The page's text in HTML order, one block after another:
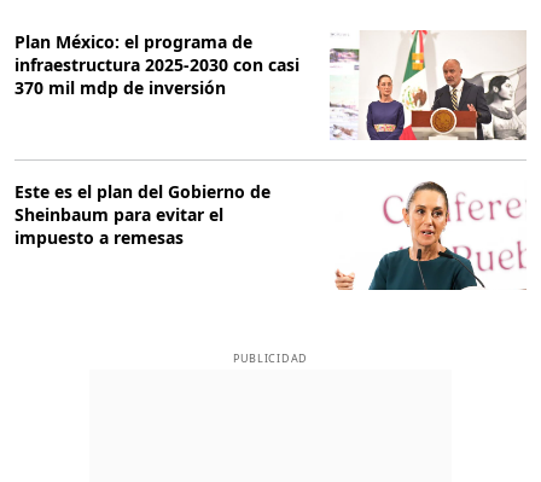
Plan México: el programa de
infraestructura 2025-2030 con casi
370 mil mdp de inversión
Este es el plan del Gobierno de
Sheinbaum para evitar el
impuesto a remesas
PUBLICIDAD